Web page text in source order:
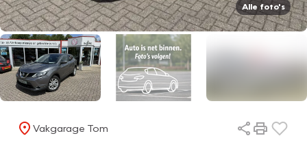
Alle foto's
Vakgarage Tom